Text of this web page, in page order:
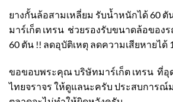
ยางกั้นล้อสามเหลี่ยม รับน้ำหนักได้ 60
มาร์เก็ต เทรน ช่วยรองรับขนาดล้อของ
60 ตัน !! ลดอุบัติเหตุ ลดความเสียหายได้
ขอขอบพระคุณ บริษัทมาร์เก็ต เทรน ที่อุ
ไทยจราจร ให้ดูแลนะครับ ประสบการณ์